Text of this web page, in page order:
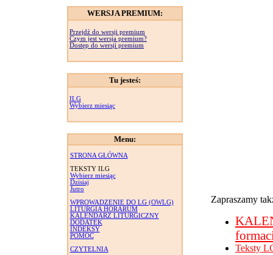
WERSJA PREMIUM:
Przejdź do wersji premium
Czym jest wersja premium?
Dostęp do wersji premium
Tu jesteś:
ILG
Wybierz miesiąc
Menu:
STRONA GŁÓWNA
TEKSTY ILG
Wybierz miesiąc
Dzisiaj
Jutro
WPROWADZENIE DO LG (OWLG)
LITURGIA HORARUM
KALENDARZ LITURGICZNY
DODATEK
INDEKSY
POMOC
CZYTELNIA
Zapraszamy
Teksty